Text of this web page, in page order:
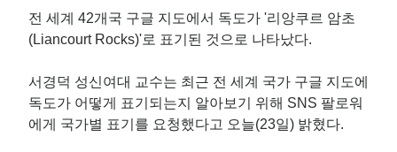
전 세계 42개국 구글 지도에서 독도가 '리앙쿠르 암초
(Liancourt Rocks)'로 표기된 것으로 나타났다.
서경덕 성신여대 교수는 최근 전 세계 국가 구글 지도에
독도가 어떻게 표기되는지 알아보기 위해 SNS 팔로워
에게 국가별 표기를 요청했다고 오늘(23일) 밝혔다.